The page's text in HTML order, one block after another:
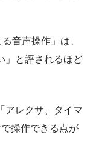
音声操作」は、
」と評されるほど
アレクサ、タイマ
操作できる点が